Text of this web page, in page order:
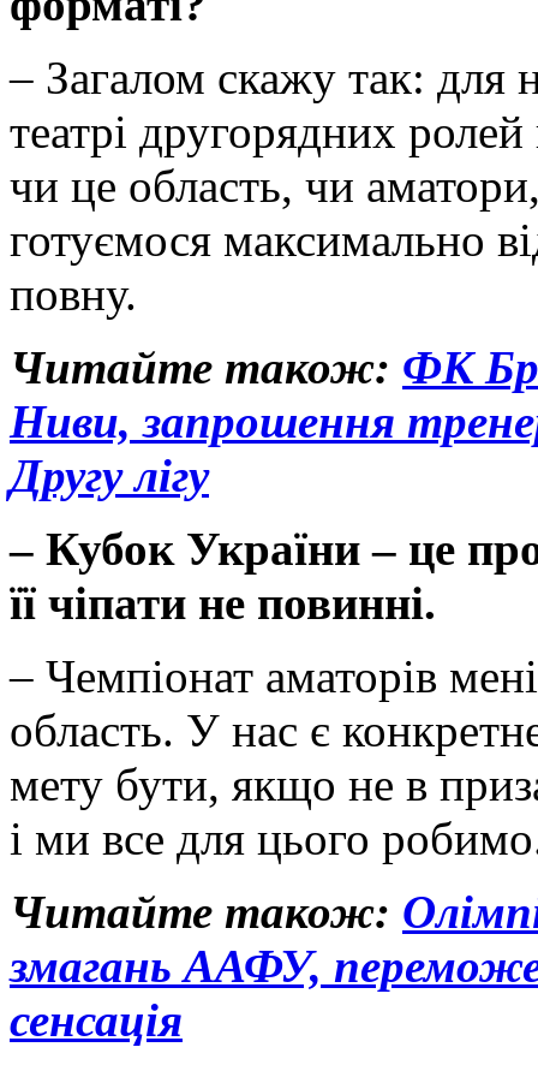
– Загалом скажу так: для
театрі другорядних
чи це область, чи
готуємося максимально
повну.
Читайте також: ФК
Ниви, запрошення
Другу лігу
– Кубок України – це
її чіпати не повинні.
– Чемпіонат аматорів
область. У нас є
мету бути, якщо не в
і ми все для цього
Читайте також:
змагань ААФУ,
сенсація